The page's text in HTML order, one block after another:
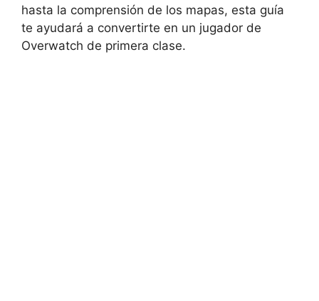
hasta la comprensión de los mapas, esta guía
te ayudará a convertirte en un jugador de
Overwatch de primera clase.